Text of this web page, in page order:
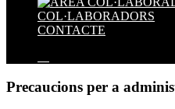
COL·LABORADORS
CONTACTE
Precaucions per a